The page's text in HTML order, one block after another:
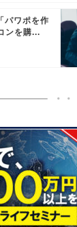
パワポを作
ンを購...
初心
お問